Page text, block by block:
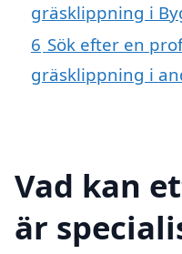
gräsklippning i
6 Sök efter en
gräsklippning i
Vad kan
är